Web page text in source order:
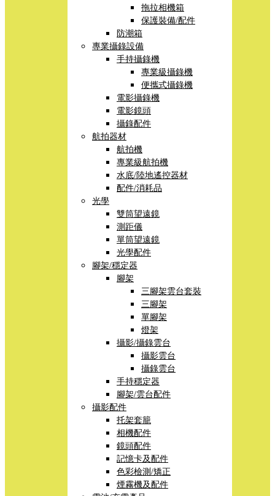
拖拉相機箱
保護裝備/配件
防潮箱
專業攝錄設備
手持攝錄機
專業級攝錄機
便攜式攝錄機
電影攝錄機
電影鏡頭
攝錄配件
航拍器材
航拍機
專業級航拍機
水底/陸地遙控器材
配件/消耗品
光學
雙筒望遠鏡
測距儀
單筒望遠鏡
光學配件
腳架/穩定器
腳架
三腳架雲台套裝
三腳架
單腳架
燈架
攝影/攝錄雲台
攝影雲台
攝錄雲台
手持穩定器
腳架/雲台配件
攝影配件
托架套籠
相機配件
鏡頭配件
記憶卡及配件
色彩檢測/矯正
煙霧機及配件